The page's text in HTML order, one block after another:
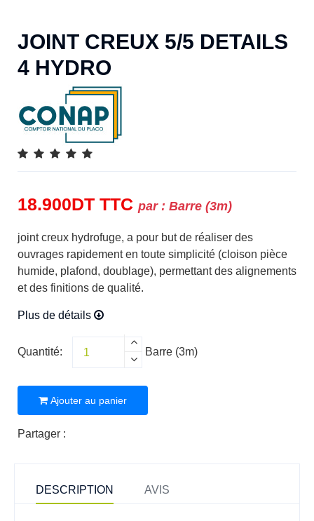
JOINT CREUX 5/5 DETAILS
4 HYDRO
18.900DT TTC par : Barre (3m)
joint creux hydrofuge, a pour but de réaliser des
ouvrages rapidement en toute simplicité (cloison pièce
humide, plafond, doublage), permettant des alignements
et des finitions de qualité.
Plus de détails
Quantité: Barre (3m)
Ajouter au panier
Partager :
DESCRIPTION AVIS